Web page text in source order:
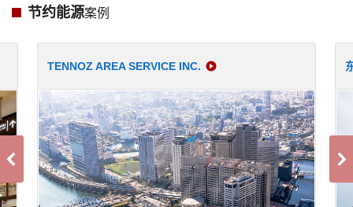
节约能源案例
TENNOZ AREA SERVICE INC.